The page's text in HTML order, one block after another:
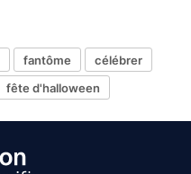
fantôme
célébrer
fête d'halloween